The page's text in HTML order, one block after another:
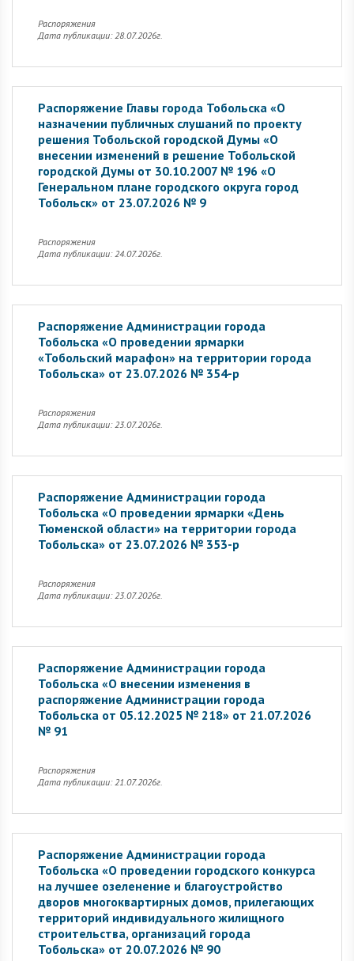
Распоряжения
Дата публикации: 28.07.2026г.
Распоряжение Главы города Тобольска «О
назначении публичных слушаний по проекту
решения Тобольской городской Думы «О
внесении изменений в решение Тобольской
городской Думы от 30.10.2007 № 196 «О
Генеральном плане городского округа город
Тобольск» от 23.07.2026 № 9
Распоряжения
Дата публикации: 24.07.2026г.
Распоряжение Администрации города
Тобольска «О проведении ярмарки
«Тобольский марафон» на территории города
Тобольска» от 23.07.2026 № 354-р
Распоряжения
Дата публикации: 23.07.2026г.
Распоряжение Администрации города
Тобольска «О проведении ярмарки «День
Тюменской области» на территории города
Тобольска» от 23.07.2026 № 353-р
Распоряжения
Дата публикации: 23.07.2026г.
Распоряжение Администрации города
Тобольска «О внесении изменения в
распоряжение Администрации города
Тобольска от 05.12.2025 № 218» от 21.07.2026
№ 91
Распоряжения
Дата публикации: 21.07.2026г.
Распоряжение Администрации города
Тобольска «О проведении городского конкурса
на лучшее озеленение и благоустройство
дворов многоквартирных домов, прилегающих
территорий индивидуального жилищного
строительства, организаций города
Тобольска» от 20.07.2026 № 90